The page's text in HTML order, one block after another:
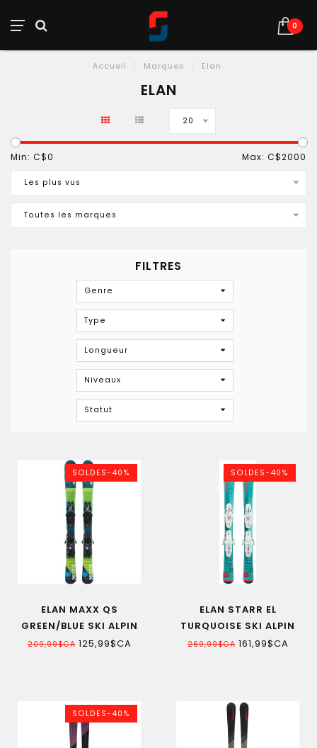
0
Accueil Marques Elan
ELAN
20
Min: C$0 Max: C$2000
Les plus vus
Toutes les marques
FILTRES
Genre
Type
Longueur
Niveaux
Statut
SOLDES-40%
ELAN MAXX QS
GREEN/BLUE SKI ALPIN
JUNIOR AVEC FIXATION
209,99$CA125,99$CA
SOLDES-40%
ELAN STARR EL
TURQUOISE SKI ALPIN
JUNIOR 23
269,99$CA161,99$CA
SOLDES-40%